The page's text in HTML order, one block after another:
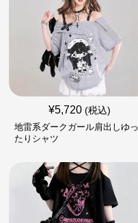
¥5,720 (税込)
地雷系ダークガール肩出しゆっ
たりシャツ